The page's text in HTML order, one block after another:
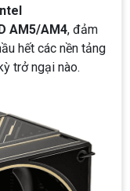
Intel
AM5/AM4, đảm
hết các nền tảng
trở ngại nào.